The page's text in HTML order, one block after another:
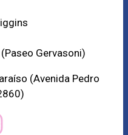
Paseo Gervasoni)
(Avenida Pedro